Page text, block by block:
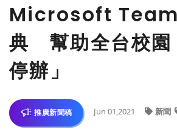
Microsoft
典 幫助全台校園
停辦」
推廣新聞稿 Jun 01,2021 新聞